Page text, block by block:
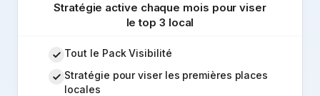
Stratégie active chaque mois pour viser
le top 3 local
Tout le Pack Visibilité
Stratégie pour viser les premières places
locales